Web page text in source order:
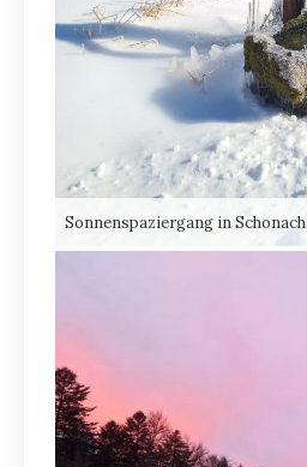
Sonnenspaziergang in Schonach